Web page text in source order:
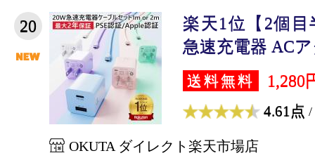
20
楽天1位【2個
急速充電器 AC
送料無料 1,280
4.61点 /
OKUTA ダイレクト楽天市場店